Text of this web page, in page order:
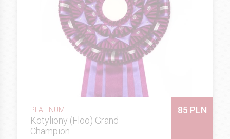
PLATINUM
Kotyliony (Floo) Grand
Champion
85 PLN